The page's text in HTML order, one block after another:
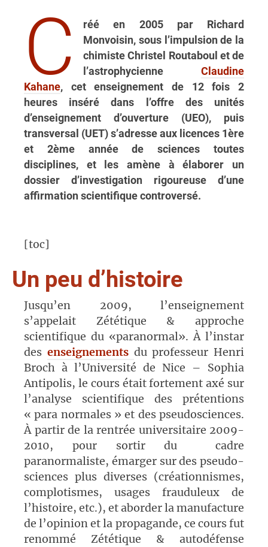
C
réé en 2005 par Richard
Monvoisin, sous l’impulsion de la
chimiste Christel Routaboul et de
l’astrophycienne Claudine
Kahane, cet enseignement de 12 fois 2
heures inséré dans l’offre des unités
d’enseignement d’ouverture (UEO), puis
transversal (UET) s’adresse aux licences 1ère
et 2ème année de sciences toutes
disciplines, et les amène à élaborer un
dossier d’investigation rigoureuse d’une
affirmation scientifique controversé.
[toc]
Un peu d’histoire
Jusqu’en 2009, l’enseignement
s’appelait Zététique & approche
scientifique du «paranormal». À l’instar
des enseignements du professeur Henri
Broch à l’Université de Nice – Sophia
Antipolis, le cours était fortement axé sur
l’analyse scientifique des prétentions
« para normales » et des pseudosciences.
À partir de la rentrée universitaire 2009-
2010, pour sortir du cadre
paranormaliste, émarger sur des pseudo-
sciences plus diverses (créationnismes,
complotismes, usages frauduleux de
l’histoire, etc.), et aborder la manufacture
de l’opinion et la propagande, ce cours fut
renommé Zététique & autodéfense